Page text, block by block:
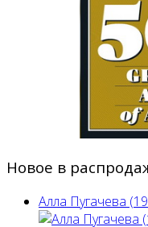
Новое в
Алла Пугачева